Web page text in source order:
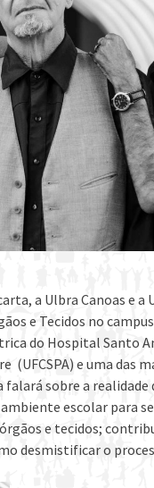
a Ulbra Canoas e
e Tecidos no
do Hospital Santo
(UFCSPA) e uma
sobre a
escolar para
e tecidos;
desmistificar o